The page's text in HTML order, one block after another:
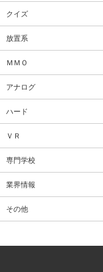
クイズ
放置系
ＭＭＯ
アナログ
ハード
ＶＲ
専門学校
業界情報
その他